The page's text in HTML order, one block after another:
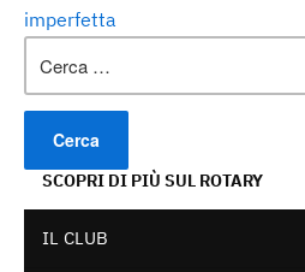
imperfetta
per:
SCOPRI DI PIÙ SUL ROTARY
IL CLUB